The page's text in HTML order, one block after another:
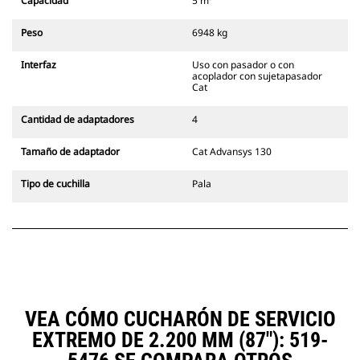
Los acopladores con sujetapasador
Excavadoras de Cadenas 311-352 y
con todas las excavadoras de
de ancho para zanjado
Los accesorios compatibles con el
CW emplean bisagras fijas de
sistema de traba tipo cuña para
excavadoras de ruedas y cadenas.
Peso 6948 kg
Interfaz
Uso con pasador o con
acoplador con sujetapasador
Cat
Cantidad de adaptadores 4
Tamaño de adaptador Cat Advansys 130
Tipo de cuchilla Pala
VEA CÓMO CUCHARÓN DE SERVICIO
EXTREMO DE 2.200 MM (87"): 519-